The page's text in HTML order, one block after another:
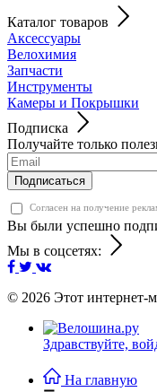
Каталог товаров
Аксессуары
Велохимия
Запчасти
Инструменты
Камеры и Покрышки
Подписка
Получайте только
Подписаться
Согласен на получение
Вы были успешно
Мы в соцсетях:
© 2026 Этот интернет-
Здравствуйте,
На главную